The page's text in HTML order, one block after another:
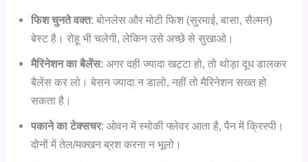
फिश चुनते वक्त: बोनलेस और मोटी फिश (सुरमाई, बासा, सैल्मन)
बेस्ट है। रोहू भी चलेगी, लेकिन उसे अच्छे से सुखाओ।
मैरिनेशन का बैलेंस: अगर दही ज्यादा खट्टा हो, तो थोड़ा दूध डालकर
बैलेंस कर लो। बेसन ज्यादा न डालो, नहीं तो मैरिनेशन सख्त हो
सकता है।
पकाने का टेक्सचर: ओवन में स्मोकी फ्लेवर आता है, पैन में क्रिस्पी।
दोनों में तेल/मक्खन ब्रश करना न भूलो।